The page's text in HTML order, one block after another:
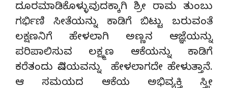
ದೂರಮಾಡಿಕೊಳ್ಳುವುದಕ್ಕಾಗಿ ಶ್ರೀ ರಾಮ ತುಂಬು
ಗರ್ಭಿಣಿ ಸೀತೆಯನ್ನು ಕಾಡಿಗೆ ಬಿಟ್ಟು ಬರುವಂತೆ
ಲಕ್ಷಣನಿಗೆ ಹೇಳಲಾಗಿ ಅಣ್ಣನ ಆಜ್ಞೆಯನ್ನು
ಪರಿಪಾಲಿಸುವ ಲಕ್ಷ್ಮಣ ಆಕೆಯನ್ನು ಕಾಡಿಗೆ
ಕರೆತಂದು ವಿಷಯವನ್ನು ಹೇಳಲಾಗದೇ ಹೇಳುತ್ತಾನೆ.
ಆ ಸಮಯದ ಆಕೆಯ ಅಭಿವ್ಯಕ್ತಿ ಸ್ತ್ರೀ